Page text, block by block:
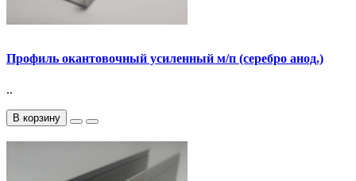
Профиль окантовочный усиленный м/п (серебро анод.)
..
В корзину